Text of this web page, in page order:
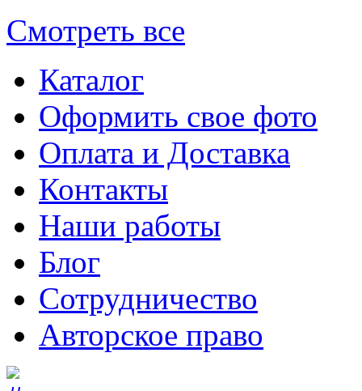
Смотреть все
Каталог
Оформить свое фото
Оплата и Доставка
Контакты
Наши работы
Блог
Сотрудничество
Авторское право